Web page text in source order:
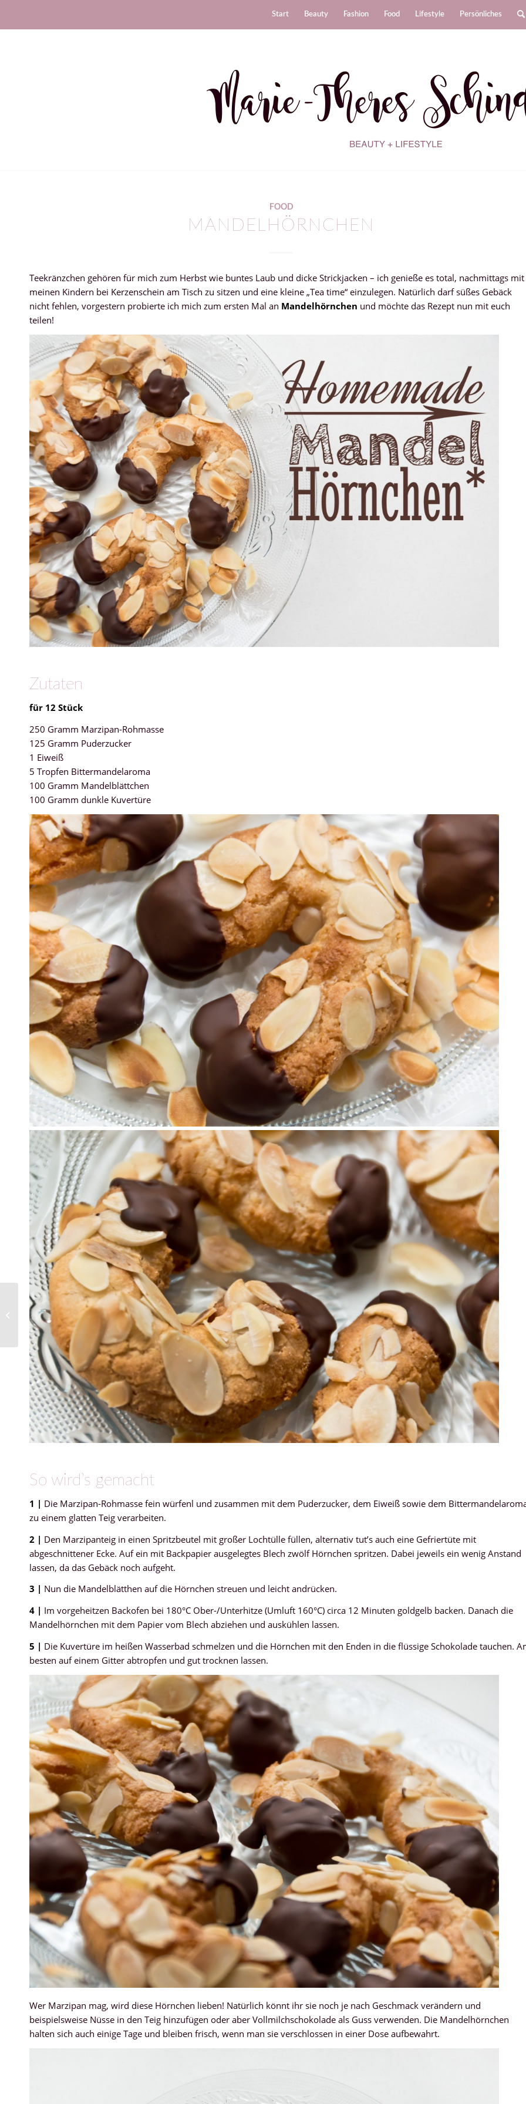
Start Beauty Fashion Food Lifestyle Persönliches
FOOD
MANDELHÖRNCHEN
Teekränzchen gehören für mich zum Herbst wie buntes Laub und dicke Strickjacken – ich genieße es total, nachmittags mit
meinen Kindern bei Kerzenschein am Tisch zu sitzen und eine kleine „Tea time“ einzulegen. Natürlich darf süßes Gebäck
nicht fehlen, vorgestern probierte ich mich zum ersten Mal an Mandelhörnchen und möchte das Rezept nun mit euch
teilen!
Zutaten
für 12 Stück
250 Gramm Marzipan-Rohmasse
125 Gramm Puderzucker
1 Eiweiß
5 Tropfen Bittermandelaroma
100 Gramm Mandelblättchen
100 Gramm dunkle Kuvertüre
So wird’s gemacht
1 | Die Marzipan-Rohmasse fein würfenl und zusammen mit dem Puderzucker, dem Eiweiß sowie dem
zu einem glatten Teig verarbeiten.
2 | Den Marzipanteig in einen Spritzbeutel mit großer Lochtülle füllen, alternativ tut’s auch eine Gefriertüte mit
abgeschnittener Ecke. Auf ein mit Backpapier ausgelegtes Blech zwölf Hörnchen spritzen. Dabei jeweils ein wenig Anstand
lassen, da das Gebäck noch aufgeht.
3 | Nun die Mandelblätthen auf die Hörnchen streuen und leicht andrücken.
4 | Im vorgeheitzen Backofen bei 180°C Ober-/Unterhitze (Umluft 160°C) circa 12 Minuten goldgelb backen. Danach die
Mandelhörnchen mit dem Papier vom Blech abziehen und auskühlen lassen.
5 | Die Kuvertüre im heißen Wasserbad schmelzen und die Hörnchen mit den Enden in die flüssige Schokolade tauchen.
besten auf einem Gitter abtropfen und gut trocknen lassen.
Wer Marzipan mag, wird diese Hörnchen lieben! Natürlich könnt ihr sie noch je nach Geschmack verändern und
beispielsweise Nüsse in den Teig hinzufügen oder aber Vollmilchschokolade als Guss verwenden. Die Mandelhörnchen
halten sich auch einige Tage und bleiben frisch, wenn man sie verschlossen in einer Dose aufbewahrt.
Mein Wochenrückblick
#44